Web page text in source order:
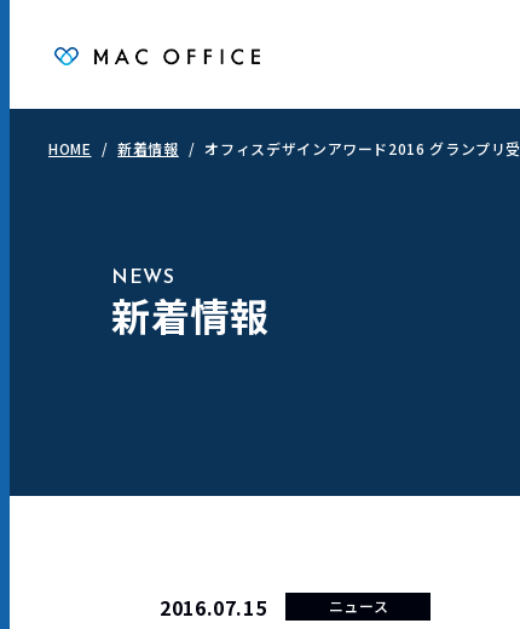
HOME 新着情報 オフィスデザインアワード2016 グランプリ
NEWS
新着情報
2016.07.15 ニュース